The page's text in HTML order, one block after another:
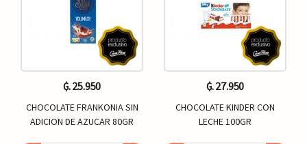
₲. 25.950
CHOCOLATE FRANKONIA SIN
ADICION DE AZUCAR 80GR
₲. 27.950
CHOCOLATE KINDER CON
LECHE 100GR